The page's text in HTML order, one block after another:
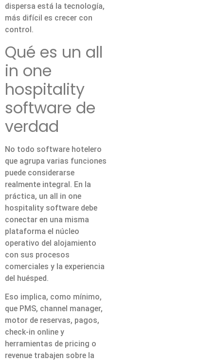
dispersa está la tecnología,
más difícil es crecer con
control.
Qué es un all
in one
hospitality
software de
verdad
No todo software hotelero
que agrupa varias funciones
puede considerarse
realmente integral. En la
práctica, un all in one
hospitality software debe
conectar en una misma
plataforma el núcleo
operativo del alojamiento
con sus procesos
comerciales y la experiencia
del huésped.
Eso implica, como mínimo,
que PMS, channel manager,
motor de reservas, pagos,
check-in online y
herramientas de pricing o
revenue trabajen sobre la